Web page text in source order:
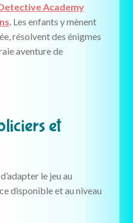
Academy
. Les enfants y mènent
résolvent des énigmes
aventure de
et
le jeu au
disponible et au niveau